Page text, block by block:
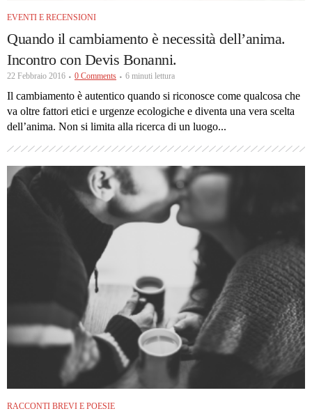
EVENTI E RECENSIONI
Quando il cambiamento è necessità dell’anima.
Incontro con Devis Bonanni.
22 Febbraio 2016 0 Comments 6 minuti lettura
Il cambiamento è autentico quando si riconosce come qualcosa che
va oltre fattori etici e urgenze ecologiche e diventa una vera scelta
dell’anima. Non si limita alla ricerca di un luogo...
RACCONTI BREVI E POESIE